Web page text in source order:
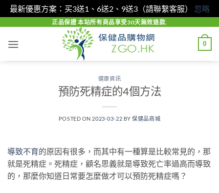
最新優惠方案：买3送1、6送2、9送3（請聯繫客服） 忽略
content
正品保證 本站所有商品享受30天無效退款.
0
健康資訊
預防死精症的4個方法
POSTED ON 2023-03-22 BY保健品商城
導致不育的原因有很多，而其中有一種算是比較常見的，那
就是死精症。死精症，顧名思義就是導致死亡率過高而導致
的，那麼你知道日常要怎麼做才可以預防死精症嗎？